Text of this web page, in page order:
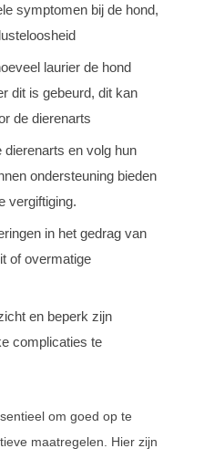
symptomen bij de hond,
laurier de hond
dit is gebeurd, dit kan
de dierenarts
en volg hun
ondersteuning bieden
vergiftiging.
in het gedrag van
of overmatige
en beperk zijn
complicaties te
om goed op te
maatregelen. Hier zijn